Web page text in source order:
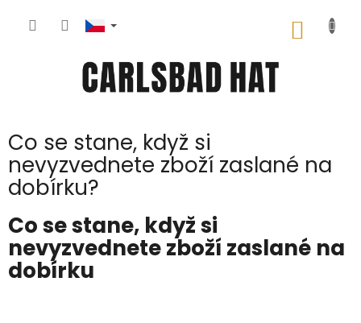
Co se stane, když si
nevyzvednete zboží zaslané na
dobírku?
Co se stane, když si
nevyzvednete zboží zaslané na
dobírku